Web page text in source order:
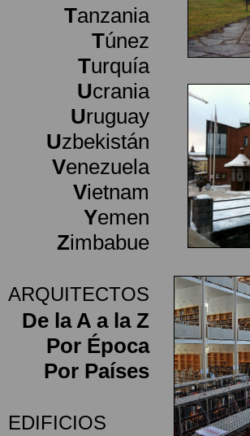
Tanzania
Túnez
Turquía
Ucrania
Uruguay
Uzbekistán
Venezuela
Vietnam
Yemen
Zimbabue
ARQUITECTOS
De la A a la Z
Por Época
Por Países
EDIFICIOS